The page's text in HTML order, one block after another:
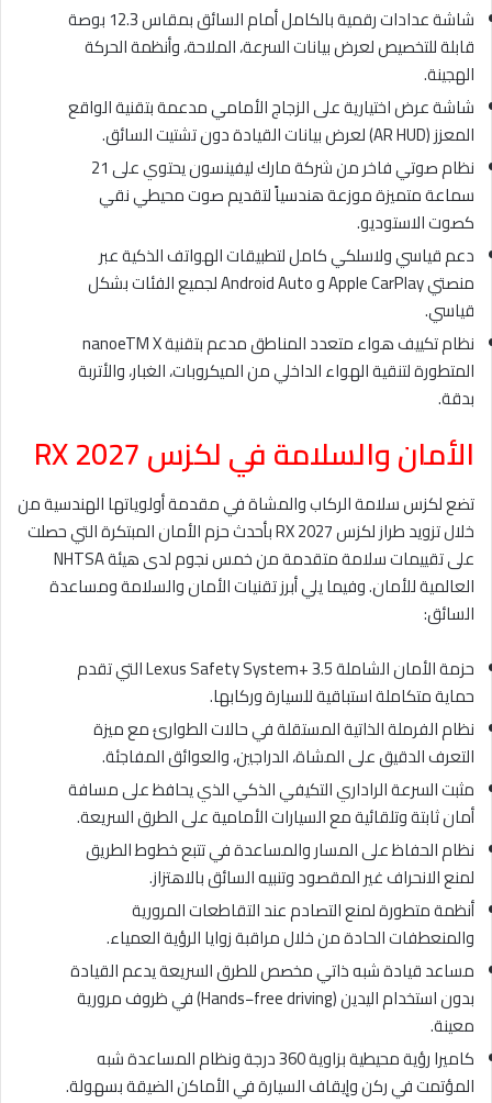
شاشة عدادات رقمية بالكامل أمام السائق بمقاس 12.3 بوصة
قابلة للتخصيص لعرض بيانات السرعة، الملاحة، وأنظمة الحركة
الهجينة.
شاشة عرض اختيارية على الزجاج الأمامي مدعمة بتقنية الواقع
المعزز (AR HUD) لعرض بيانات القيادة دون تشتيت السائق.
نظام صوتي فاخر من شركة مارك ليفينسون يحتوي على 21
سماعة متميزة موزعة هندسياً لتقديم صوت محيطي نقي
كصوت الاستوديو.
دعم قياسي ولاسلكي كامل لتطبيقات الهواتف الذكية عبر
منصتي Apple CarPlay و Android Auto لجميع الفئات بشكل
قياسي.
نظام تكييف هواء متعدد المناطق مدعم بتقنية nanoeTM X
المتطورة لتنقية الهواء الداخلي من الميكروبات، الغبار، والأتربة
بدقة.
الأمان والسلامة في لكزس RX 2027
تضع لكزس سلامة الركاب والمشاة في مقدمة أولوياتها الهندسية من
خلال تزويد طراز لكزس RX 2027 بأحدث حزم الأمان المبتكرة التي حصلت
على تقييمات سلامة متقدمة من خمس نجوم لدى هيئة NHTSA
العالمية للأمان. وفيما يلي أبرز تقنيات الأمان والسلامة ومساعدة
السائق:
حزمة الأمان الشاملة Lexus Safety System+ 3.5 التي تقدم
حماية متكاملة استباقية للسيارة وركابها.
نظام الفرملة الذاتية المستقلة في حالات الطوارئ مع ميزة
التعرف الدقيق على المشاة، الدراجين، والعوائق المفاجئة.
مثبت السرعة الراداري التكيفي الذكي الذي يحافظ على مسافة
أمان ثابتة وتلقائية مع السيارات الأمامية على الطرق السريعة.
نظام الحفاظ على المسار والمساعدة في تتبع خطوط الطريق
لمنع الانحراف غير المقصود وتنبيه السائق بالاهتزاز.
أنظمة متطورة لمنع التصادم عند التقاطعات المرورية
والمنعطفات الحادة من خلال مراقبة زوايا الرؤية العمياء.
مساعد قيادة شبه ذاتي مخصص للطرق السريعة يدعم القيادة
بدون استخدام اليدين (Hands−free driving) في ظروف مرورية
معينة.
كاميرا رؤية محيطية بزاوية 360 درجة ونظام المساعدة شبه
المؤتمت في ركن وإيقاف السيارة في الأماكن الضيقة بسهولة.